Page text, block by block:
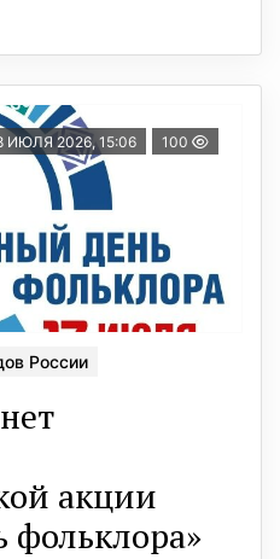
ИЮЛЯ 2026, 15:06 100
России
акции